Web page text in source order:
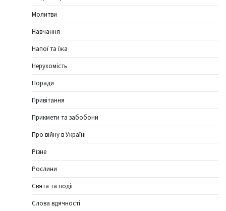
Молитви
Навчання
Напої та їжа
Нерухомість
Поради
Привітання
Прикмети та забобони
Про війну в Україні
Різне
Рослини
Свята та події
Слова вдячності